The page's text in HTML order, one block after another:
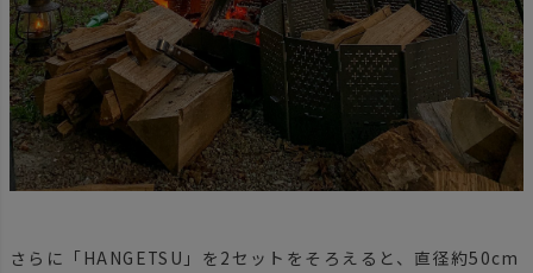
さらに「HANGETSU」を2セットをそろえると、直径約50cm